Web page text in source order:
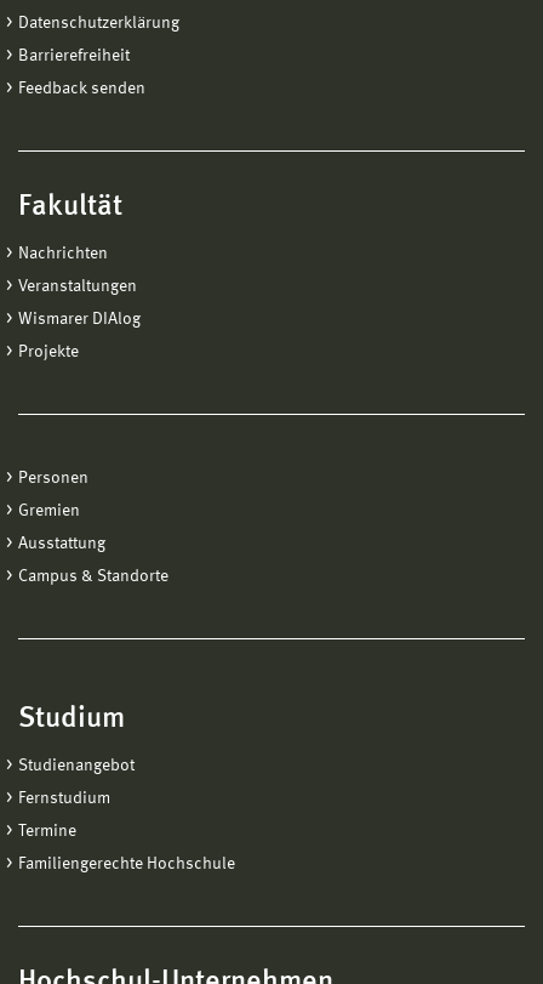
Datenschutzerklärung
Barrierefreiheit
Feedback senden
Fakultät
Nachrichten
Veranstaltungen
Wismarer DIAlog
Projekte
Personen
Gremien
Ausstattung
Campus & Standorte
Studium
Studienangebot
Fernstudium
Termine
Familiengerechte Hochschule